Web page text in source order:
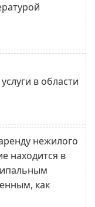
в области
нежилого
находится в
как